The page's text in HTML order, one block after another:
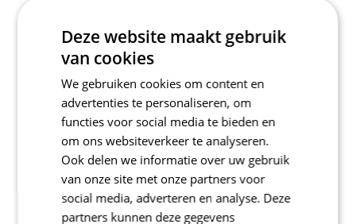
Deze website maakt gebruik
van cookies
We gebruiken cookies om content en
advertenties te personaliseren, om
functies voor social media te bieden en
om ons websiteverkeer te analyseren.
Ook delen we informatie over uw gebruik
van onze site met onze partners voor
social media, adverteren en analyse. Deze
partners kunnen deze gegevens